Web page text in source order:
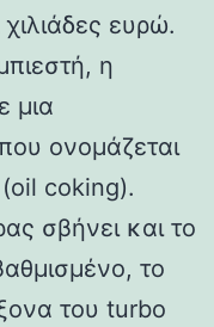
ευρώ.
η
μια
ονομάζεται
coking).
σβήνει και το
το
του turbo